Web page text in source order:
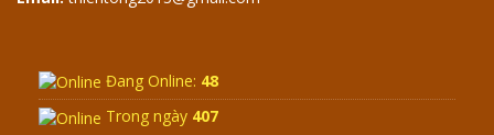
Đang Online: 48
Trong ngày 407